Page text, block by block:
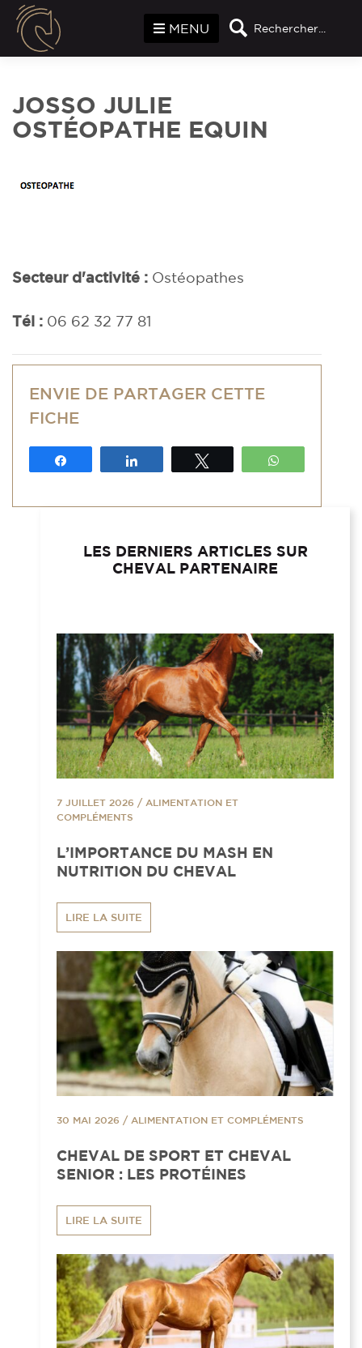
Rechercher...
MENU
JOSSO JULIE
OSTÉOPATHE EQUIN
Secteur d'activité : Ostéopathes
Tél : 06 62 32 77 81
ENVIE DE PARTAGER CETTE
FICHE
LES DERNIERS ARTICLES SUR
CHEVAL PARTENAIRE
7 JUILLET 2026 / ALIMENTATION ET
COMPLÉMENTS
L’IMPORTANCE DU MASH EN
NUTRITION DU CHEVAL
LIRE LA SUITE
30 MAI 2026 / ALIMENTATION ET COMPLÉMENTS
CHEVAL DE SPORT ET CHEVAL
SENIOR : LES PROTÉINES
LIRE LA SUITE
Panneau de gestion des cookies